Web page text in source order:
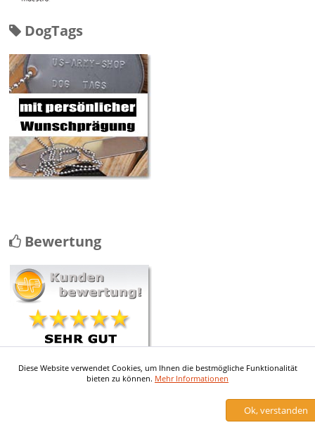
DogTags
Bewertung
mehr ...
Diese Website verwendet Cookies, um Ihnen die bestmögliche Funktionalität
bieten zu können. Mehr Informationen
Ok, verstanden